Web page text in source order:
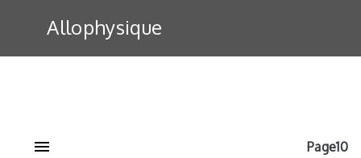
Allophysique
Page10